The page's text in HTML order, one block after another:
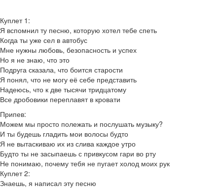
Куплет 1:
Я вспомнил ту песню, которую хотел тебе спеть
Когда ты уже сел в автобус
Мне нужны любовь, безопасность и успех
Но я не знаю, что это
Подруга сказала, что боится старости
Я понял, что не могу её себе представить
Надеюсь, что к две тысячи тридцатому
Все дробовики переплавят в кровати
Припев:
Можем мы просто полежать и послушать музыку?
И ты будешь гладить мои волосы будто
Я не вытаскиваю их из слива каждое утро
Будто ты не засыпаешь с привкусом гари во рту
Не понимаю, почему тебя не пугает холод моих рук
Куплет 2:
Знаешь, я написал эту песню